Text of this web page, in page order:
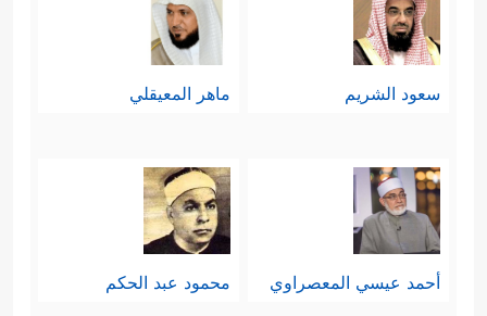
سعود الشريم ماهر المعيقلي
أحمد عيسي المعصراوي محمود عبد الحكم